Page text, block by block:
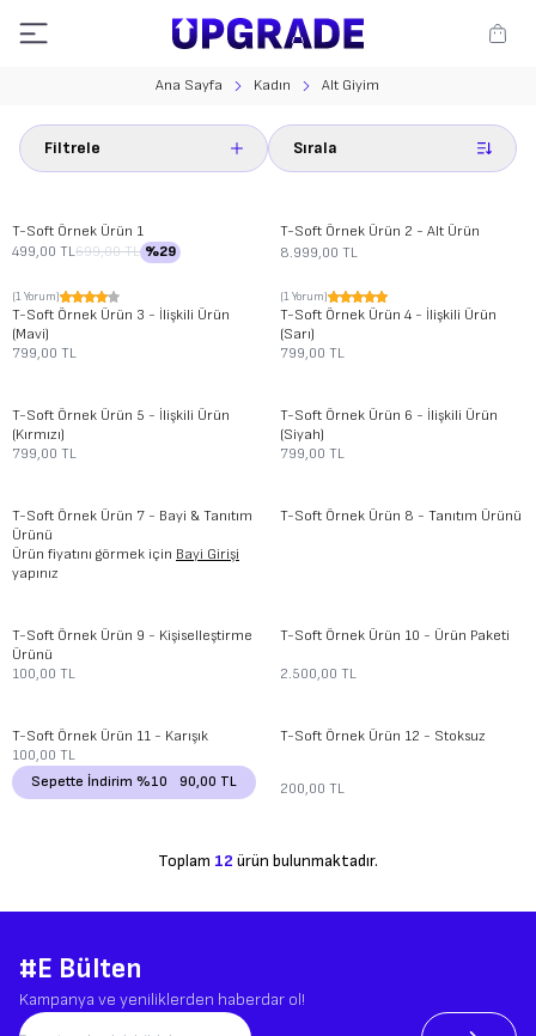
Ana Sayfa Kadın Alt Giyim
Filtrele Sırala
T-Soft Örnek Ürün 1
499,00 TL699,00TL %29
T-Soft Örnek Ürün 2 - Alt Ürün
8.999,00 TL
Yeni
(1 Yorum)
T-Soft Örnek Ürün 3 - İlişkili Ürün
(Mavi)
799,00 TL
Yeni
(1 Yorum)
T-Soft Örnek Ürün 4 - İlişkili Ürün
(Sarı)
799,00 TL
T-Soft Örnek Ürün 5 - İlişkili Ürün
(Kırmızı)
799,00 TL
T-Soft Örnek Ürün 6 - İlişkili Ürün
(Siyah)
799,00 TL
T-Soft Örnek Ürün 7 - Bayi & Tanıtım
Ürünü
Ürün fiyatını görmek için Bayi Girişi
yapınız
T-Soft Örnek Ürün 8 - Tanıtım Ürünü
T-Soft Örnek Ürün 9 - Kişiselleştirme
Ürünü
100,00 TL
T-Soft Örnek Ürün 10 - Ürün Paketi
2.500,00 TL
T-Soft Örnek Ürün 11 - Karışık
100,00 TL
Sepette İndirim %10
90,00 TL
T-Soft Örnek Ürün 12 - Stoksuz
200,00 TL
Toplam 12 ürün bulunmaktadır.
#E Bülten
Kampanya ve yeniliklerden haberdar ol!